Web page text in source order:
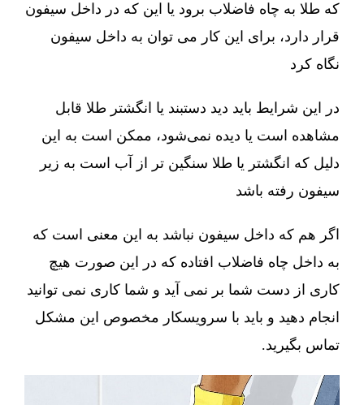
که طلا به چاه فاضلاب برود یا این که در داخل سیفون
قرار دارد، برای این کار می توان به داخل سیفون
نگاه کرد
در این شرایط باید دید دستبند یا انگشتر طلا قابل
مشاهده است یا دیده نمی‌شود، ممکن است به این
دلیل که انگشتر یا طلا سنگین تر از آب است به زیر
سیفون رفته باشد
اگر هم که داخل سیفون نباشد به این معنی است که
به داخل چاه فاضلاب افتاده که در این صورت هیچ
کاری از دست شما بر نمی آید و شما کاری نمی توانید
انجام دهید و باید با سرویسکار مخصوص این مشکل
تماس بگیرید.